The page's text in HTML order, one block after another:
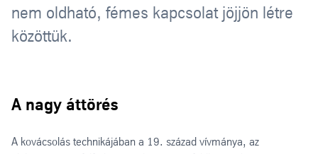
nem oldható, fémes kapcsolat jöjjön létre
közöttük.
A nagy áttörés
A kovácsolás technikájában a 19. század vívmánya, az